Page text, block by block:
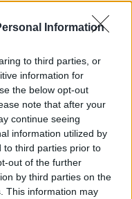
Information
to third parties, or
information for
the below opt-out
note that after your
continue seeing
information utilized by
to third parties prior to
out of the further
by third parties on the
This information may
με
τρεις
με την υπάλληλο
αρνήθηκε να